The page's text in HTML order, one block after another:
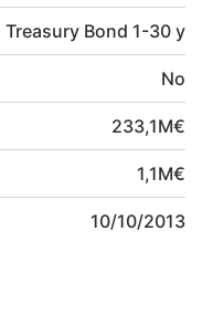
Treasury Bond 1-30 y
No
233,1M€
1,1M€
10/10/2013